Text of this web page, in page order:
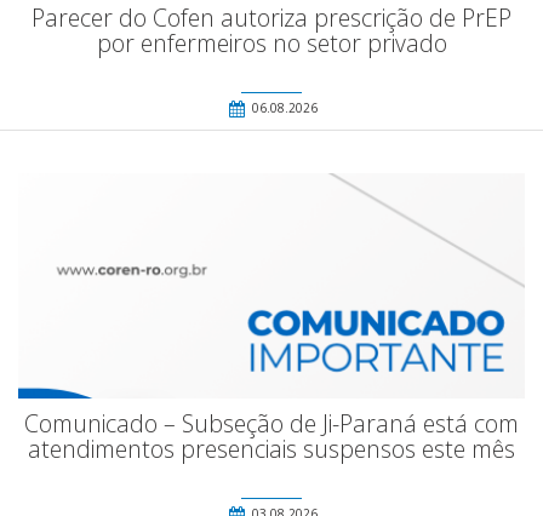
Parecer do Cofen autoriza prescrição de PrEP
por enfermeiros no setor privado
06.08.2026
Comunicado – Subseção de Ji-Paraná está com
atendimentos presenciais suspensos este mês